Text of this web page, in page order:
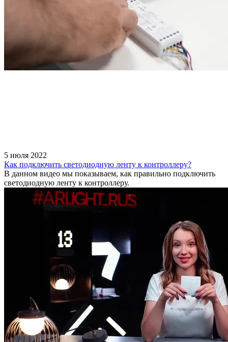
5 июля 2022
Как подключить светодиодную ленту к контроллеру?
В данном видео мы показываем, как правильно подключить
светодиодную ленту к контроллеру.